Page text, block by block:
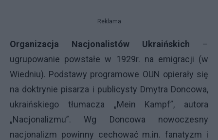
Reklama
Organizacja Nacjonalistów Ukraińskich –
ugrupowanie powstałe w 1929r. na emigracji (w
Wiedniu). Podstawy programowe OUN opierały się
na doktrynie pisarza i publicysty Dmytra Doncowa,
ukraińskiego tłumacza „Mein Kampf”, autora
„Nacjonalizmu”. Wg Doncowa nowoczesny
nacjonalizm powinny cechować m.in. fanatyzm i